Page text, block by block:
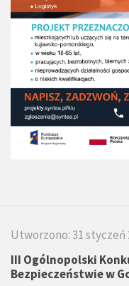
Utworzono: 31 styczeń
III Ogólnopolski
Bezpieczeństwie w